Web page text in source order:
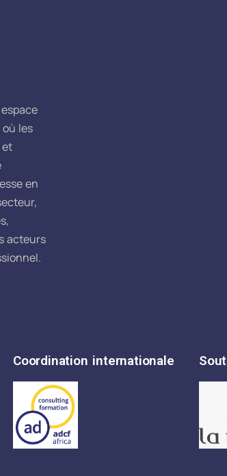
les
et
en
acteurs
Coordination internationale